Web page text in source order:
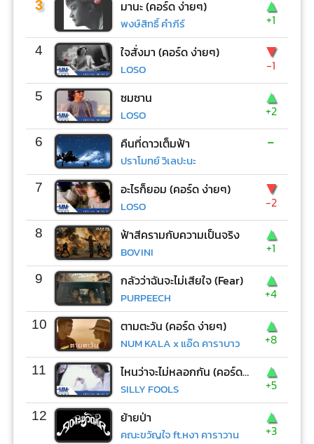
3 มานะ (คอร์ด ง่ายๆ)
พงษ์สิทธิ์ คำภีร์
▲
+1
4 ใจสั่งมา (คอร์ด ง่ายๆ)
LOSO
▼
-1
5 ซมซาน
LOSO
▲
+2
6 คืนที่ดาวเต็มฟ้า
ปราโมทย์ วิเลปะนะ
-
7 อะไรก็ยอม (คอร์ด ง่ายๆ)
LOSO
▼
-2
8 ฟ้าสีครามกับความเป็นจริง
BOVINI
▲
+1
9 กลัวว่าฉันจะไม่เสียใจ (Fear)
PURPEECH
▲
+4
10 ตามตะวัน (คอร์ด ง่ายๆ)
NUM KALA x แอ๊ด คาราบาว
▲
+8
11 ไหนว่าจะไม่หลอกกัน (คอร์ด ง่ายๆ)
SILLY FOOLS
▲
+5
12 ย้ายป่า
คณะขวัญใจ ft.หงา คาราวาน
▲
+3